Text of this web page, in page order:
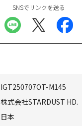
SNSでリンクを送る
IGT250707OT-M145
株式会社STARDUST HD.
日本